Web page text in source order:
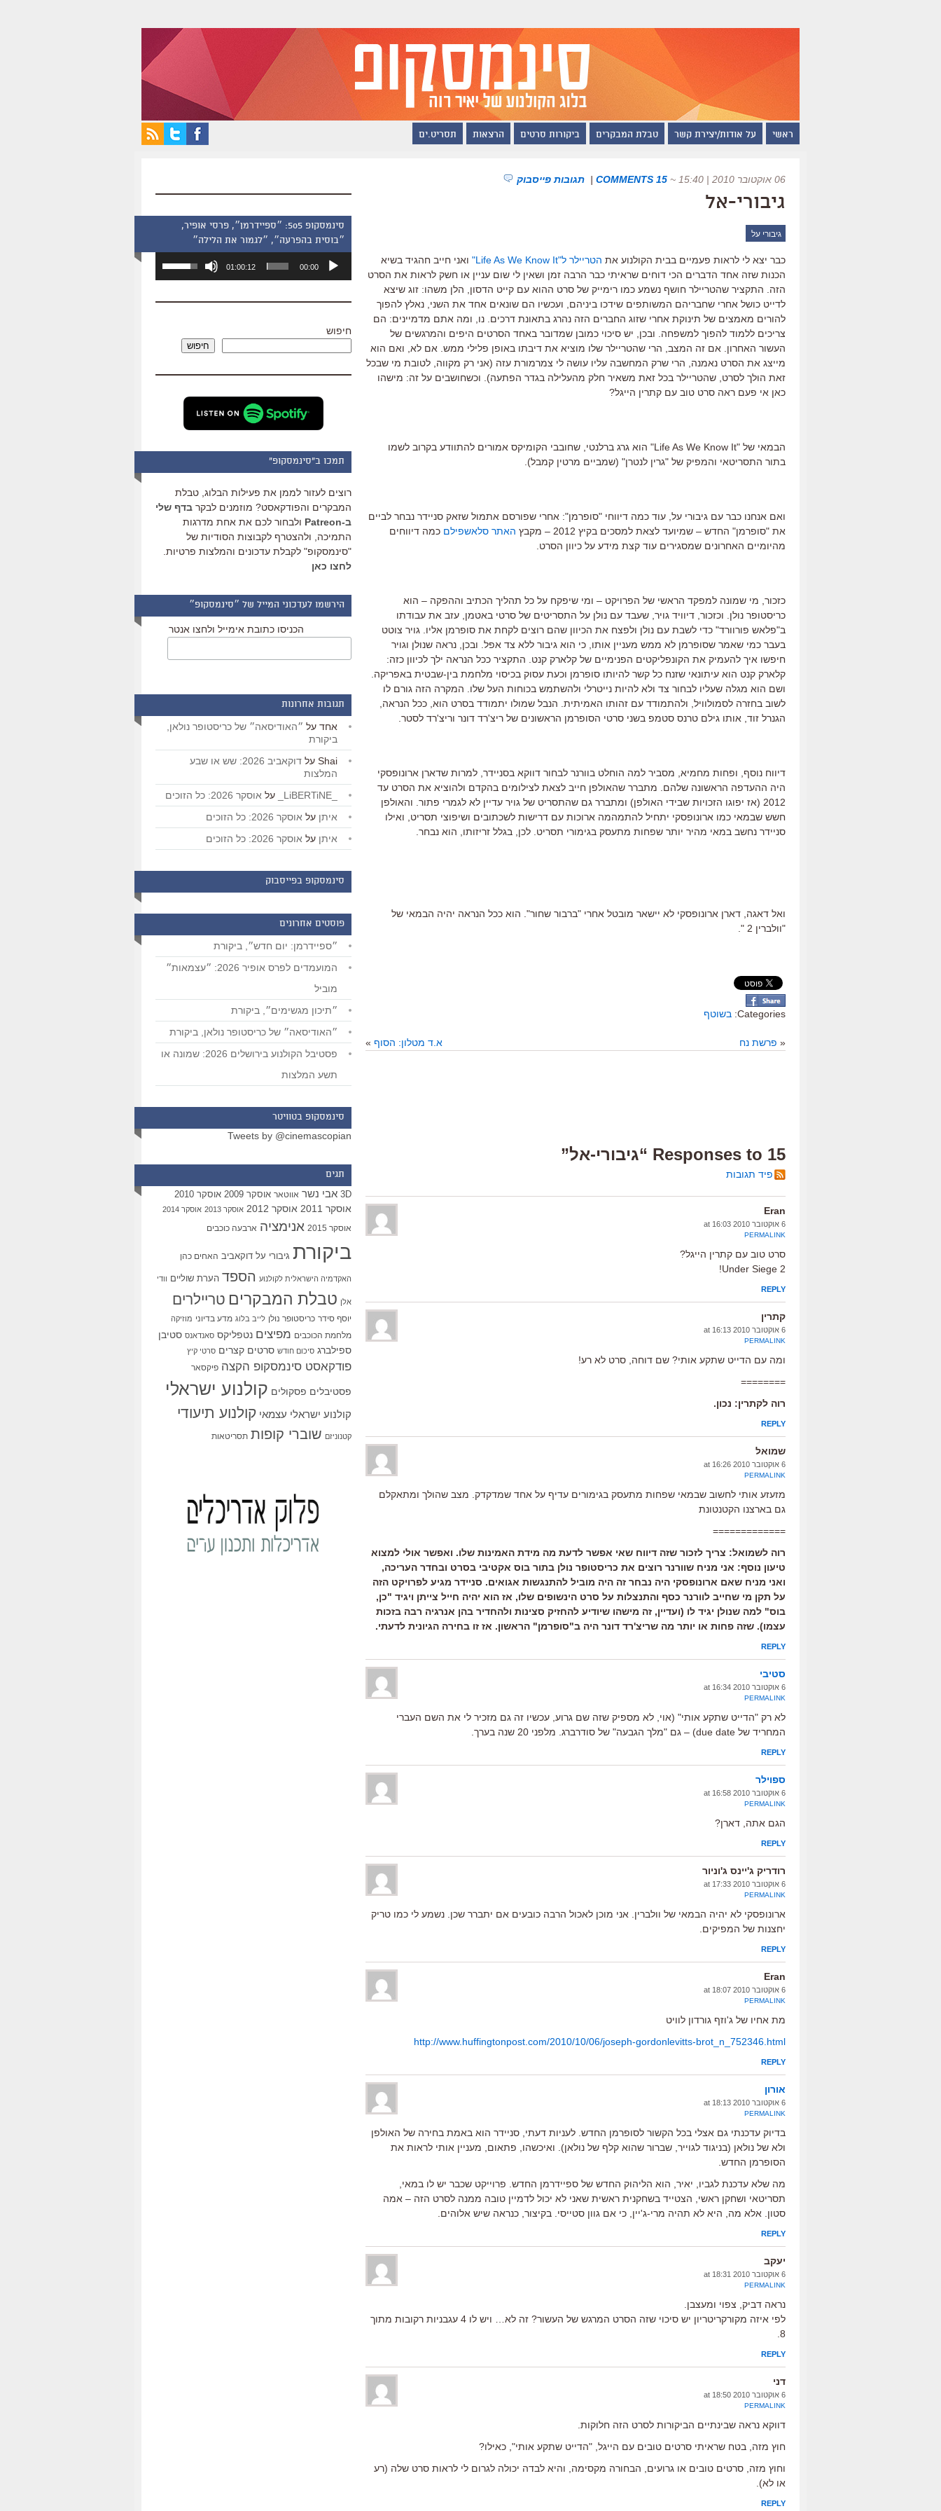
ראשי על אודות/יצירת קשר טבלת המבקרים ביקורות סרטים הרצאות תסריט.ים
06 אוקטובר 2010 | 15:40 ~
15 COMMENTS
| תגובות פייסבוק
גיבורי-אל
גיבורי על
כבר יצא לי לראות פעמיים בבית הקולנוע את הטריילר ל"Life As We Know It"
ואני חייב חהגיד בשיא
הכנות שזה אחד הדברים הכי דוחים שראיתי כבר הרבה זמן ושאין לי שום עניין או חשק לראות את הסרט
הזה. התקציר שהטריילר חושף נשמע כמו רימייק של סרט ההוא עם קייט הדסון, הלן משהו: זוג שיצא
לדייט כושל אחרי שחבריהם המשותפים שידכו ביניהם, ועכשיו הם שונאים אחד את השני, נאלץ להפוך
להורים מאמצים של תינוקת אחרי שזוג החברים הזה נהרג בתאונת דרכים. נו, ומה אתם מדמיינים: הם
צריכים ללמוד להפוך למשפחה. ובכן, יש סיכוי כמובן שמדובר באחד הסרטים היפים והמרגשים של
העשור האחרון. אם זה המצב, הרי שהטריילר שלו מוציא את דיבתו באופן פלילי ממש. אם לא, ואם הוא
מייצג את הסרט נאמנה, הרי שרק המחשבה עליו עושה לי צמרמורת עזה (אני רק מקווה, לטובת מי שבכל
זאת הולך לסרט, שהטריילר בכל זאת משאיר חלק מהעלילה בגדר הפתעה). וכשחושבים על זה: מישהו
כאן אי פעם ראה סרט טוב עם קתרין הייגל?
הבמאי של "Life As We Know It" הוא גרג ברלנטי, שחובבי הקומיקס אמורים להתוודע בקרוב לשמו
בתור התסריטאי והמפיק של "גרין לנטרן" (שמביים מרטין קמבל).
ואם אנחנו כבר עם גיבורי על, עוד כמה דיווחי "סופרמן": אחרי שפורסם אתמול שזאק סניידר נבחר לביים
את "סופרמן" החדש – שמיועד לצאת למסכים בקיץ 2012 – מקבץ
האתר סלאשפילם כמה דיווחים
מהיומיים האחרונים שמסגירים עוד קצת מידע על כיוון הסרט.
כזכור, מי שמונה למפקד הראשי של הפרויקט – ומי שיפקח על כל תהליך הכתיב וההפקה – הוא
כריסטופר נולן. וכזכור, דיוויד גויר, שעבד עם נולן על התסריטים של סרטי באטמן, עזב את עבודתו
ב"פלאש פורוורד" כדי לשבת עם נולן ולפצח את הכיוון שהם רוצים לקחת את סופרמן אליו. גויר צוטט
בעבר כמי שאמר שסופרמן לא ממש מעניין אותו, כי הוא גיבור ללא צד אפל. ובכן, נראה שנולן וגויר
חיפשו איך להעמיק את הקונפליקטים הפנימיים של קלארק קנט. התקציר ככל הנראה ילך לכיוון כזה:
קלארק קנט הוא עיתונאי שזנח כל קשר להיותו סופרמן וכעת עסוק בכיסוי מלחמת בין-שבטית באפריקה.
ושם הוא מגלה שעליו לבחור צד ולא להיות נייטרלי ולהשתמש בכוחות העל שלו. המקרה הזה גורם לו
לשוב בחזרה לסמולוויל, ולהתמודד עם זהותו האמיתית. הנבל שמולו יתמודד בסרט הוא, ככל הנראה,
הגנרל זוד, אותו גילם טרנס סטמפ בשני סרטי הסופרמן הראשונים של ריצ'רד דונר וריצ'רד לסטר.
דיווח נוסף, ופחות מחמיא, מסביר למה הוחלט בוורנר לבחור דווקא בסניידר, למרות שדארן ארונופסקי
היה ההעדפה הראשונה שלהם. מתברר שהאולפן חייב לצאת לצילומים בהקדם ולהוציא את הסרט עד
2012 (אז יפוגו הזכויות שבידי האולפן) ומתברר גם שהתסריט של גויר עדיין לא לגמרי פתור. והאולפן
חשש שבמאי כמו ארונופסקי יתחיל להתמהמה ארוכות עם דרישות לשכתובים ושיפוצי תסריט, ואילו
סניידר נחשב במאי מהיר יותר שפחות מתעסק בגימורי תסריט. לכן, בגלל זריזותו, הוא נבחר.
ואל דאגה, דארן ארונופסקי לא יישאר מובטל אחרי "ברבור שחור". הוא ככל הנראה יהיה הבמאי של
"וולברין 2 ".
Categories: בשוטף
« פרשת נח א.ד מטלון: הסוף »
15 Responses to “גיבורי-אל”
פיד תגובות
Eran
6 אוקטובר 2010 at 16:03
PERMALINK
סרט טוב עם קתרין הייגל?
Under Siege 2!
REPLY
קתרין
6 אוקטובר 2010 at 16:13
PERMALINK
ומה עם הדייט שתקע אותי? שם דוחה, סרט לא רע!
========
רוה לקתרין: נכון.
REPLY
שמואל
6 אוקטובר 2010 at 16:26
PERMALINK
מזעזע אותי לחשוב שבמאי שפחות מתעסק בגימורים עדיף על אחד שמדקדק. מצב שהולך ומתאקלם
גם בארצנו הקטנטונת
=============
רוה לשמואל: צריך לזכור שזה דיווח שאי אפשר לדעת מה מידת האמינות שלו. ואפשר אולי למצוא
טיעון נוסף: אני מניח שוורנר רוצים את כריסטופר נולן בתור בוס אקטיבי בסרט ובחדר העריכה,
ואני מניח שאם ארונופסקי היה נבחר זה היה מוביל להתנגשות אגואים. סניידר מגיע לפרויקט הזה
על תקן מי שחייב לוורנר כסף והתנצלות על סרט הינשופים שלו, אז הוא יהיה חייל צייתן ויגיד "כן,
בוס" למה שנולן יגיד לו (ועדיין, זה מישהו שיודיע להחזיק סצינות ולהחדיר בהן אנרגיה רבה בזכות
עצמו). שזה פחות או יותר מה שריצ'רד דונר היה ב"סופרמן" הראשון. אז זו בחירה הגיונית לדעתי.
REPLY
סטיבי
6 אוקטובר 2010 at 16:34
PERMALINK
לא רק "הדייט שתקע אותי" (אוי, לא מספיק שזה שם גרוע, עכשיו זה גם מזכיר לי את השם העברי
המחריד של due date) – גם "מלך הגבעה" של סודרברג. מלפני 20 שנה בערך.
REPLY
ספוילר
6 אוקטובר 2010 at 16:58
PERMALINK
הגם אתה, דארן?
REPLY
רודריק ג'יינס ג'וניור
6 אוקטובר 2010 at 17:33
PERMALINK
ארונופסקי לא יהיה הבמאי של וולברין. אני מוכן לאכול הרבה כובעים אם יתברר שכן. נשמע לי כמו טריק
יחצנות של המפיקים.
REPLY
Eran
6 אוקטובר 2010 at 18:07
PERMALINK
מת אחיו של ג'וזף גורדון לוויט
http://www.huffingtonpost.com/2010/10/06/joseph-gordonlevitts-brot_n_752346.html
REPLY
אורון
6 אוקטובר 2010 at 18:13
PERMALINK
בדיוק עדכנתי גם אצלי בכל הקשור לסופרמן החדש. לעניות דעתי, סניידר הוא באמת בחירה של האולפן
ולא של נולאן (בניגוד לגוייר, שברור שהוא קלף של נולאן). ואיכשהו, פתאום, מעניין אותי לראות את
הסופרמן החדש.
מה שלא עדכנת לגביו, יאיר, הוא הליהוק החדש של ספיידרמן החדש. פרוייקט שכבר יש לו במאי,
תסריטאי ושחקן ראשי, הצטייד בשחקנית ראשית שאני לא יכול לדמיין טובה ממנה לסרט הזה – אמה
סטון. אלא מה, היא לא תהיה מרי-ג'יין, כי אם גוון סטייסי. בקיצור, כנראה שיש אלוהים.
REPLY
יעקב
6 אוקטובר 2010 at 18:31
PERMALINK
נראה דביק, צפוי ומעצבן.
לפי איזה מקורקריטריון יש סיכוי שזה הסרט המרגש של העשור? זה לא… ויש לו 4 עגבניות רקובות מתוך
8.
REPLY
דני
6 אוקטובר 2010 at 18:50
PERMALINK
דווקא נראה שבינתיים הביקורות לסרט הזה חלוקות.
חוץ מזה, בטח שראיתי סרטים טובים עם הייגל, "הדייט שתקע אותי", כאילו?
וחוץ מזה, סרטים טובים או גרועים, הבחורה מקסימה, והיא לבדה יכולה לגרום לי לראות סרט שלה (רע
או לא).
REPLY
סינמסקופ 505: ״ספיידרמן״, פרסי אופיר,
״בוסית בהפרעה״, ״לגמור את הלילה״
אודיו
00:00
01:00:12
השתמש
כדי
שמע.
חיפוש
חיפוש
תמכו ב"סינמסקופ"
רוצים לעזור לממן את פעילות הבלוג, טבלת
המבקרים והפודקאסט? מוזמנים לבקר בדף שלי
ב-Patreon
ולבחור לכם את אחת מדרגות
התמיכה, ולהצטרף לקבוצות הסודיות של
"סינמסקופ" לקבלת עדכונים והמלצות פרטיות.
לחצו כאן
הירשמו לעדכוני המייל של ״סינמסקופ״
הכניסו כתובת אימייל ולחצו אנטר
תגובות אחרונות
אחד על ״האודיסאה״ של כריסטופר נולאן,
ביקורת
Shai על
דוקאביב 2026: שש או שבע
המלצות
על אוסקר 2026: כל הזוכים
איתן על אוסקר 2026: כל הזוכים
איתן על אוסקר 2026: כל הזוכים
סינמסקופ בפייסבוק
פוסטים אחרונים
״ספיידרמן: יום חדש״, ביקורת
המועמדים לפרס אופיר 2026: ״עצמאות״
מוביל
״תיכון מגשימים״, ביקורת
״האודיסאה״ של כריסטופר נולאן, ביקורת
פסטיבל הקולנוע בירושלים 2026: שמונה או
תשע המלצות
סינמסקופ בטוויטר
Tweets by @cinemascopian
תגים
3D אבי נשר אווטאר אוסקר 2009 אוסקר 2010
אוסקר 2011 אוסקר 2012 אוסקר 2013 אוסקר 2014
אוסקר 2015 אנימציה ארבעה כוכבים
ביקורת גיבורי על דוקאביב האחים כהן
האקדמיה הישראלית לקולנוע הספד הערת שוליים וודי
אלן טבלת המבקרים טריילרים
יוסף סידר כריסטופר נולן לייב בלוג מדע בדיוני מוזיקה
מלחמת הכוכבים מפיצים נטפליקס סאנדאנס סטיבן
ספילברג סיכום חודש סרטים קצרים סרטי קיץ
פודקאסט סינמסקופ הקצה פיקסאר
פסטיבלים פסקולים קולנוע ישראלי
קולנוע ישראלי עצמאי קולנוע תיעודי
קטנוניזם שוברי קופות תסריטאות